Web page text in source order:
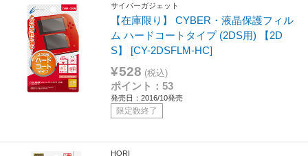
サイバーガジェット
【在庫限り】 CYBER・液晶保護フィル
ム ハードコートタイプ (2DS用) 【2D
S】 [CY-2DSFLM-HC]
¥528 (税込)
ポイント：53
発売日：2016/10発売
限定数終了
HORI